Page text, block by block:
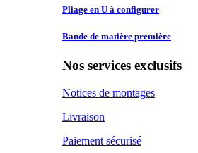
Pliage en U à configurer
Bande de matière première
Nos services exclusifs
Notices de montages
Livraison
Paiement sécurisé